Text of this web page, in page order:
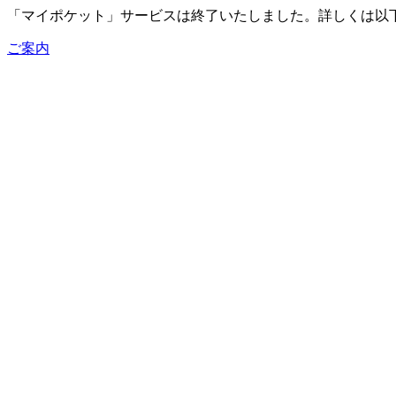
「マイポケット」サービスは終了いたしました。詳しくは以
ご案内